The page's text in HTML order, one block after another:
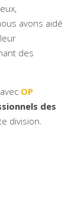
avons aidé
des
OP
des
division.